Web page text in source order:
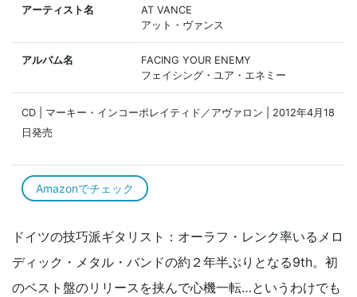
アーティスト名
AT VANCE
アット・ヴァンス
アルバム名
FACING YOUR ENEMY
フェイシング・ユア・エネミー
CD | マーキー・インコーポレイティド／アヴァロン | 2012年4月18
日発売
Amazonでチェック
ドイツの技巧派ギタリスト：オーラフ・レンク率いるメロ
ディック・メタル・バンドの約２年半ぶりとなる9th。初
のベスト盤のリリースを挟んで心機一転…というわけでも